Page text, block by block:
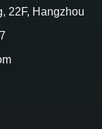
22F, Hangzhou